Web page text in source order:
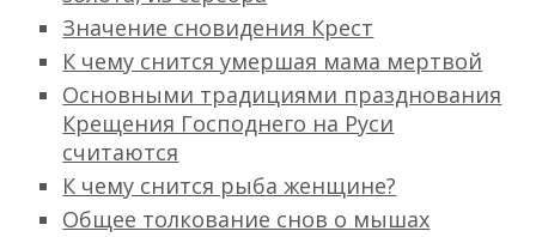
Значение сновидения Крест
К чему снится умершая мама мертвой
Основными традициями празднования
Крещения Господнего на Руси
считаются
К чему снится рыба женщине?
Общее толкование снов о мышах